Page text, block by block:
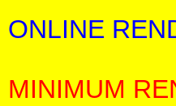
ONLINE
MINIMUM